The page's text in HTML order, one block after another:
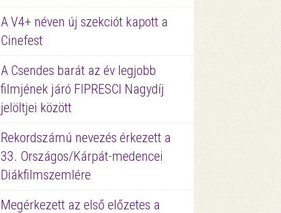
A V4+ néven új szekciót kapott a
Cinefest
A Csendes barát az év legjobb
filmjének járó FIPRESCI Nagydíj
jelöltjei között
Rekordszámú nevezés érkezett a
33. Országos/Kárpát-medencei
Diákfilmszemlére
Megérkezett az első előzetes a